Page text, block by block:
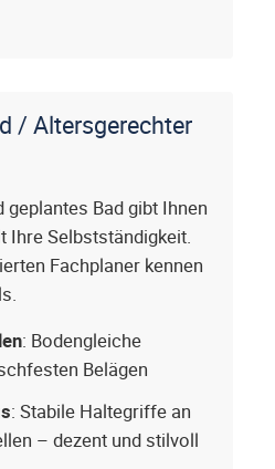
/ Altersgerechter
geplantes Bad gibt Ihnen
Ihre Selbstständigkeit.
Fachplaner kennen
: Bodengleiche
Belägen
: Stabile Haltegriffe an
– dezent und stilvoll